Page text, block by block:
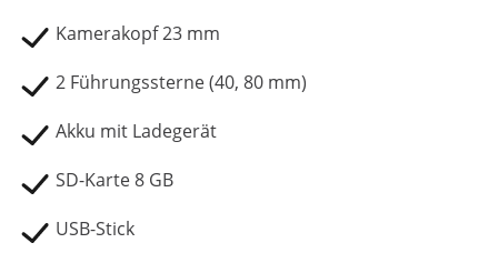
Kamerakopf 23 mm
2 Führungssterne (40, 80 mm)
Akku mit Ladegerät
SD-Karte 8 GB
USB-Stick